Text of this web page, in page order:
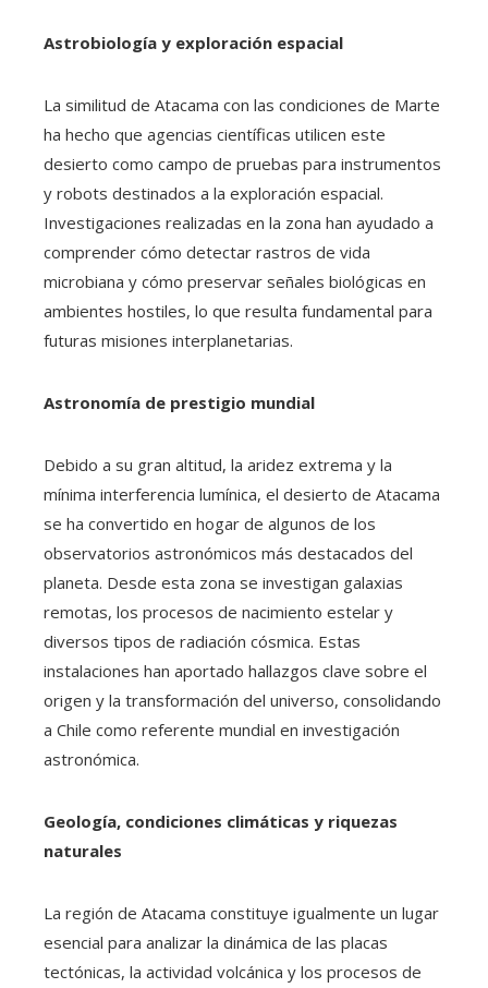
Astrobiología y exploración espacial
La similitud de Atacama con las condiciones de Marte
ha hecho que agencias científicas utilicen este
desierto como campo de pruebas para instrumentos
y robots destinados a la exploración espacial.
Investigaciones realizadas en la zona han ayudado a
comprender cómo detectar rastros de vida
microbiana y cómo preservar señales biológicas en
ambientes hostiles, lo que resulta fundamental para
futuras misiones interplanetarias.
Astronomía de prestigio mundial
Debido a su gran altitud, la aridez extrema y la
mínima interferencia lumínica, el desierto de Atacama
se ha convertido en hogar de algunos de los
observatorios astronómicos más destacados del
planeta. Desde esta zona se investigan galaxias
remotas, los procesos de nacimiento estelar y
diversos tipos de radiación cósmica. Estas
instalaciones han aportado hallazgos clave sobre el
origen y la transformación del universo, consolidando
a Chile como referente mundial en investigación
astronómica.
Geología, condiciones climáticas y riquezas
naturales
La región de Atacama constituye igualmente un lugar
esencial para analizar la dinámica de las placas
tectónicas, la actividad volcánica y los procesos de